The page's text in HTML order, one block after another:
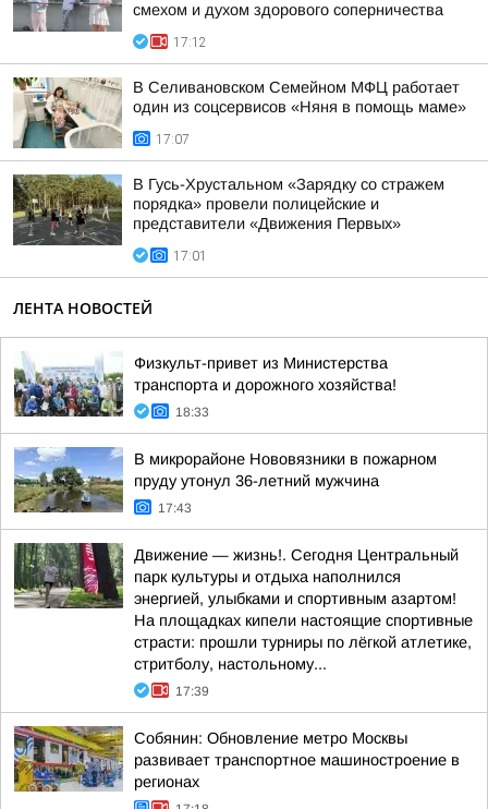
смехом и духом здорового соперничества
17:12
В Селивановском Семейном МФЦ работает
один из соцсервисов «Няня в помощь маме»
17:07
В Гусь-Хрустальном «Зарядку со стражем
порядка» провели полицейские и
представители «Движения Первых»
17:01
ЛЕНТА НОВОСТЕЙ
Физкульт-привет из Министерства
транспорта и дорожного хозяйства!
18:33
В микрорайоне Нововязники в пожарном
пруду утонул 36-летний мужчина
17:43
Движение — жизнь!. Сегодня Центральный
парк культуры и отдыха наполнился
энергией, улыбками и спортивным азартом!
На площадках кипели настоящие спортивные
страсти: прошли турниры по лёгкой атлетике,
стритболу, настольному...
17:39
Собянин: Обновление метро Москвы
развивает транспортное машиностроение в
регионах